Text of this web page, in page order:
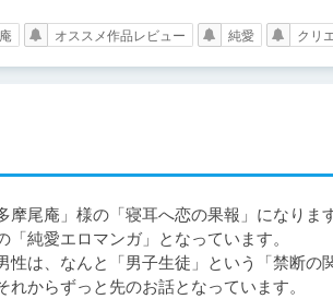
オススメ作品レビュー 純愛 クリ
尾庵」様の「寝耳へ恋の果報」になります
純愛エロマンガ」となっています。
は、なんと「男子生徒」という「禁断の
からずっと先のお話となっています。